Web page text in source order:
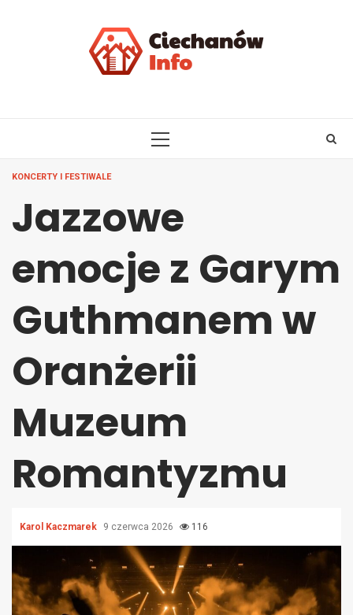
PRIMARY
KONCERTY I FESTIWALE
Jazzowe
emocje z Garym
Guthmanem w
Oranżerii
Muzeum
Romantyzmu
Karol Kaczmarek 9 czerwca 2026 116